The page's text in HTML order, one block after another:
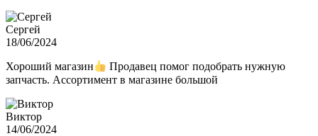
Сергей
18/06/2024
Хороший магазин
Продавец помог подобрать нужную
запчасть. Ассортимент в магазине большой
Виктор
14/06/2024